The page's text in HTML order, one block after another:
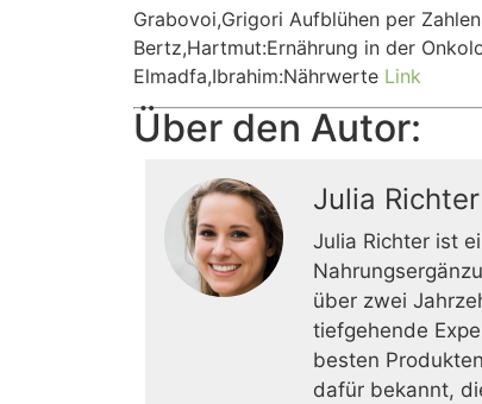
Grabovoi,Grigori Aufblühen per
Bertz,Hartmut:Ernährung in der
Elmadfa,Ibrahim:Nährwerte Link
Über den Autor:
Julia Richter
Julia Richter ist
über zwei
tiefgehende
besten
dafür bekannt,